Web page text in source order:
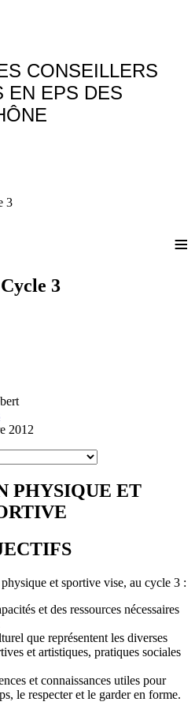
CONSEILLERS
EN EPS DES
3
≡
3
2012
PHYSIQUE ET
et sportive vise, au cycle 3 :
et des ressources nécessaires
que représentent les diverses
et artistiques, pratiques sociales
et connaissances utiles pour
le respecter et le garder en forme.